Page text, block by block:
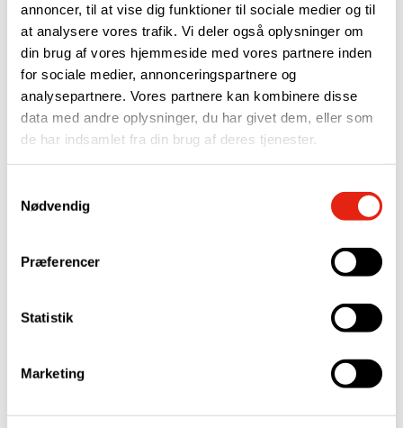
annoncer, til at vise dig funktioner til sociale medier og til
at analysere vores trafik. Vi deler også oplysninger om
din brug af vores hjemmeside med vores partnere inden
for sociale medier, annonceringspartnere og
analysepartnere. Vores partnere kan kombinere disse
data med andre oplysninger, du har givet dem, eller som
de har indsamlet fra din brug af deres tjenester.
Nødvendig
Præferencer
Statistik
Marketing
Cases
ALLE LOGISTIK MONTAGE
PRODUKTION
ROBOT SERVICE
SVEJSELØSNINGER